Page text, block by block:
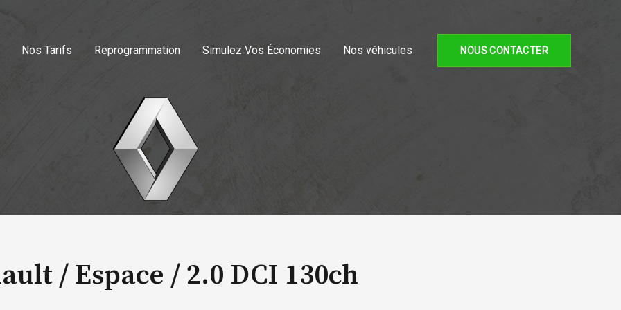
Nos Tarifs Reprogrammation Simulez Vos Économies Nos véhicules NOUS CONTACTER
/ Espace / 2.0 DCI 130ch